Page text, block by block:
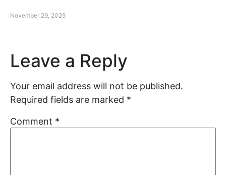
November 29, 2025
Leave a Reply
Your email address will not be published.
Required fields are marked *
Comment *